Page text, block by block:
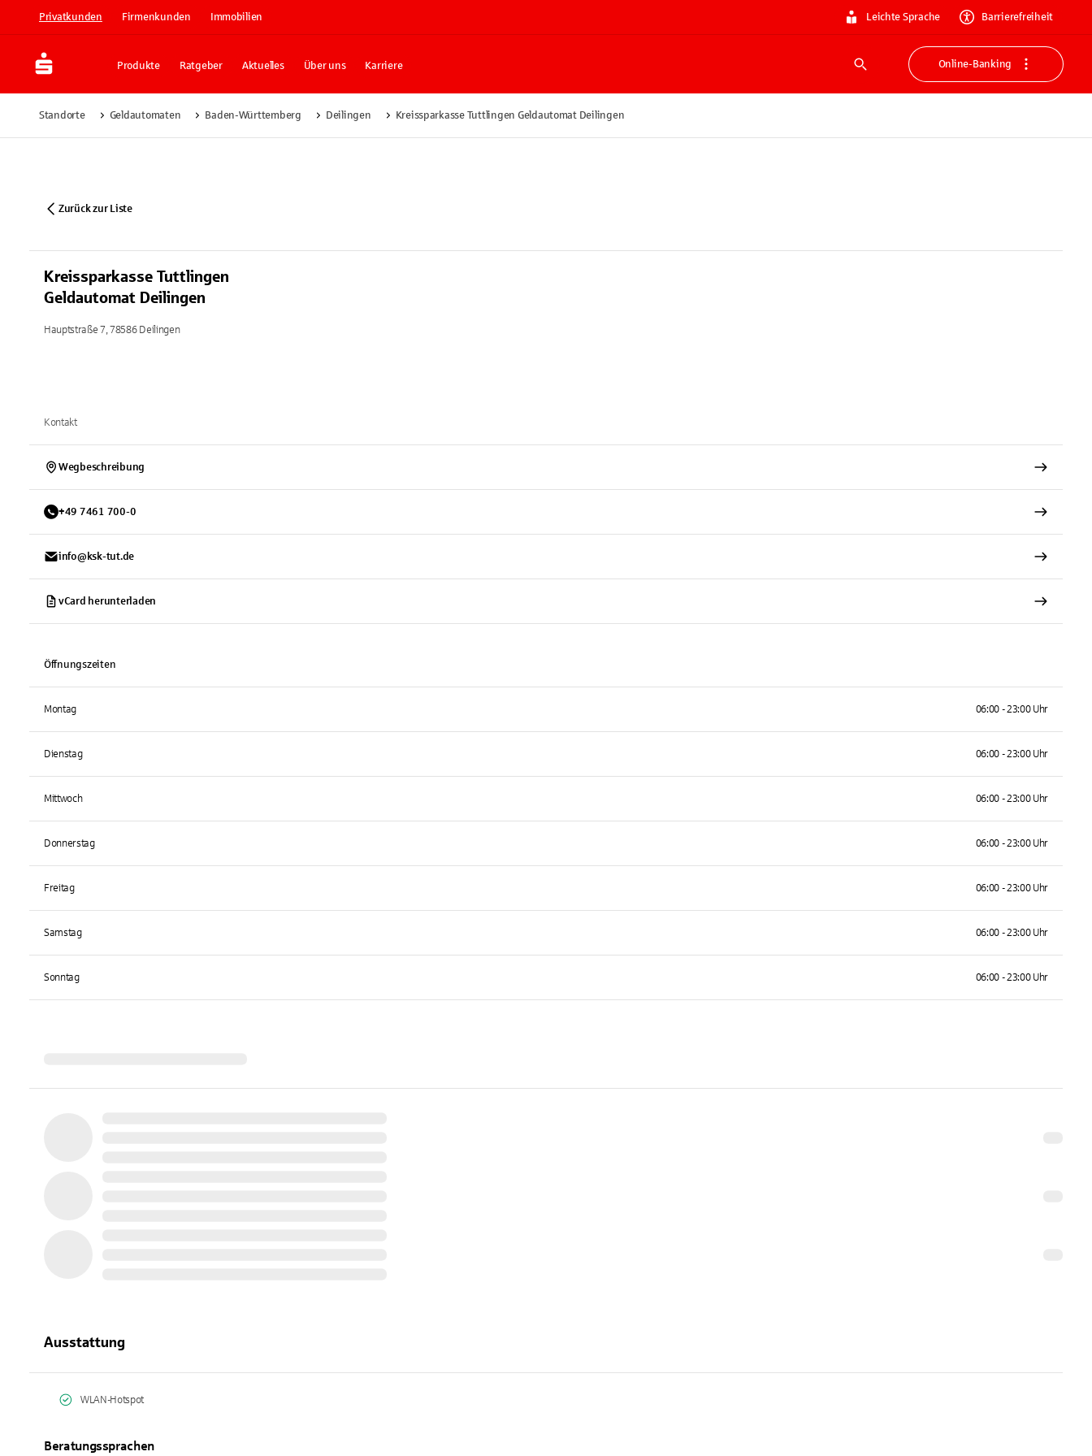
Privatkunden Firmenkunden Immobilien Leichte Sprache Barrierefreiheit
Produkte Ratgeber Aktuelles Über uns Karriere
Suche
Online-Banking
Standorte Geldautomaten Baden-Württemberg Deilingen Kreissparkasse Tuttlingen Geldautomat Deilingen
Zurück zur Liste
Kreissparkasse Tuttlingen
Geldautomat Deilingen
Hauptstraße 7, 78586 Deilingen
Kontakt
Wegbeschreibung
+49 7461 700-0
info@ksk-tut.de
vCard herunterladen
Öffnungszeiten
Montag 06:00 - 23:00 Uhr
Dienstag 06:00 - 23:00 Uhr
Mittwoch 06:00 - 23:00 Uhr
Donnerstag 06:00 - 23:00 Uhr
Freitag 06:00 - 23:00 Uhr
Samstag 06:00 - 23:00 Uhr
Sonntag 06:00 - 23:00 Uhr
Ausstattung
WLAN-Hotspot
Beratungssprachen